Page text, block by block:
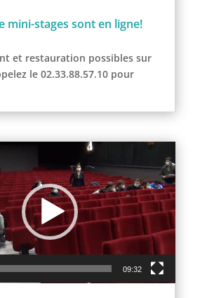
mini-stages sont en ligne!
et restauration possibles sur
le 02.33.88.57.10 pour
09:32